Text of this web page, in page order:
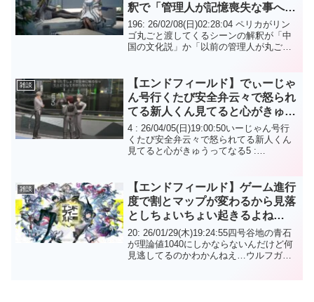
釈で「管理人が記憶喪失な事への
ショックで切り分けるのを忘れた
説」をあまり見ないの悲しい
196: 26/02/08(日)02:28:04 ペリカがリン
ゴ丸ごと渡してくるシーンの解釈が「中
国の文化説」か「以前の管理人が丸ごと
れた説」をあまり見ないのが悲しいン...
雑談
【エンドフィールド】でぃーじゃ
ん号行くたび安全弁云々で怒られ
てる新人くん見てると心がきゅう
ってなる
4 : 26/04/05(日)19:00:50いーじゃん号行
くたび安全弁云々で怒られてる新人くん
見てると心がきゅうってなる5 :
26/0...
雑談
【エンドフィールド】ゲーム進行
度で割とマップが変わるから見落
としちょいちょい起きるよね…
20: 26/01/29(木)19:24:55四号谷地の青石
が理論値1040にしかならないんだけど何
見逃してるのかわかんねえ…ウルフガー